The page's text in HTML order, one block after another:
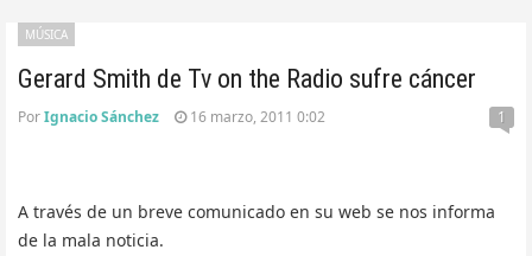
Gerard Smith de Tv on the Radio sufre cáncer
MÚSICA
PorIgnacio Sánchez 16 marzo, 2011 0:02 1
A través de un breve comunicado en su web se nos informa
de la mala noticia.